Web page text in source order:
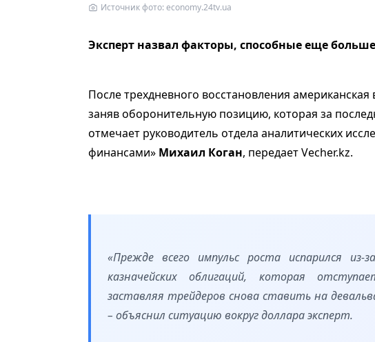
Источник фото: economy.24tv.ua
Эксперт назвал факторы, способные еще
После трехдневного восстановления
заняв оборонительную позицию, которая за
отмечает руководитель отдела аналитических
финансами» Михаил Коган, передает Vecher.kz.
«Прежде всего импульс роста испарился из-
казначейских облигаций, которая
заставляя трейдеров снова ставить на
– объяснил ситуацию вокруг доллара эксперт.